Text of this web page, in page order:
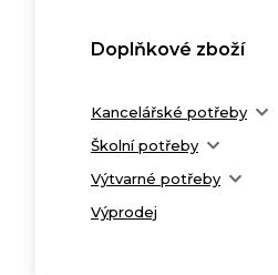
Doplňkové zboží
Kancelářské potřeby
Školní potřeby
Výtvarné potřeby
Výprodej